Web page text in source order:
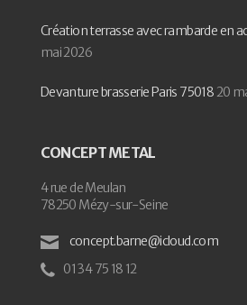
Création terrasse avec rambarde en
mai 2026
Devanture brasserie Paris 75018 20
CONCEPT METAL
4 rue de Meulan
78250 Mézy-sur-Seine
concept.barne@icloud.com
01 34 75 18 12